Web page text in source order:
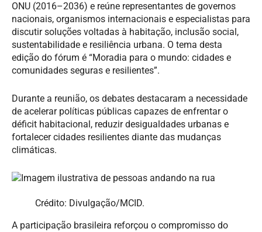
ONU (2016–2036) e reúne representantes de governos
nacionais, organismos internacionais e especialistas para
discutir soluções voltadas à habitação, inclusão social,
sustentabilidade e resiliência urbana. O tema desta
edição do fórum é “Moradia para o mundo: cidades e
comunidades seguras e resilientes”.
Durante a reunião, os debates destacaram a necessidade
de acelerar políticas públicas capazes de enfrentar o
déficit habitacional, reduzir desigualdades urbanas e
fortalecer cidades resilientes diante das mudanças
climáticas.
Crédito: Divulgação/MCID.
A participação brasileira reforçou o compromisso do